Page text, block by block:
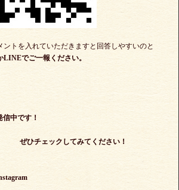
トを入れていただきますと回答しやすいのと
でご一報ください。
中です！
てみてください！